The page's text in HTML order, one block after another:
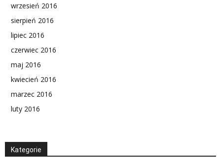
wrzesień 2016
sierpień 2016
lipiec 2016
czerwiec 2016
maj 2016
kwiecień 2016
marzec 2016
luty 2016
Kategorie